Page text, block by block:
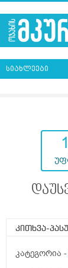
სიახლეები
კითხვა-
კატეგორია -